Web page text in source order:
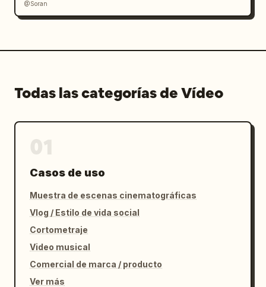
@Soran
Todas las categorías de Vídeo
Casos de uso
Muestra de escenas cinematográficas
Vlog / Estilo de vida social
Cortometraje
Video musical
Comercial de marca / producto
Ver más